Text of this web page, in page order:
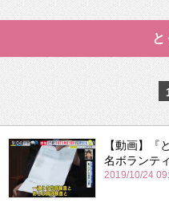
と
【動画】『
名ボランテ
2019/10/24